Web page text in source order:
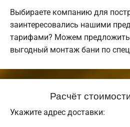
Выбираете компанию для
заинтересовались нашими
тарифами? Можем
выгодный монтаж бани по
Расчёт
Укажите адрес доставки: